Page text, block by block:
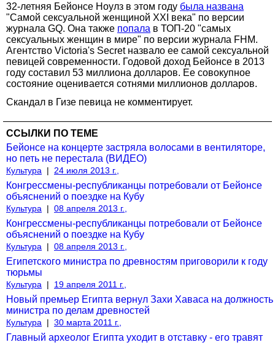
32-летняя Бейонсе Ноулз в этом году была названа
"Самой сексуальной женщиной XXI века" по версии
журнала GQ. Она также попала в ТОП-20 "самых
сексуальных женщин в мире" по версии журнала FHM.
Агентство Victoria's Secret назвало ее самой сексуальной
певицей современности. Годовой доход Бейонсе в 2013
году составил 53 миллиона долларов. Ее совокупное
состояние оценивается сотнями миллионов долларов.
Скандал в Гизе певица не комментирует.
ССЫЛКИ ПО ТЕМЕ
Бейонсе на концерте застряла волосами в вентиляторе,
но петь не перестала (ВИДЕО)
Культура | 24 июля 2013 г.,
Конгрессмены-республиканцы потребовали от Бейонсе
объяснений о поездке на Кубу
Культура | 08 апреля 2013 г.,
Конгрессмены-республиканцы потребовали от Бейонсе
объяснений о поездке на Кубу
Культура | 08 апреля 2013 г.,
Египетского министра по древностям приговорили к году
тюрьмы
Культура | 19 апреля 2011 г.,
Новый премьер Египта вернул Захи Хаваса на должность
министра по делам древностей
Культура | 30 марта 2011 г.,
Главный археолог Египта уходит в отставку - его травят